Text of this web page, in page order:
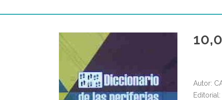
Autor:
Editorial: